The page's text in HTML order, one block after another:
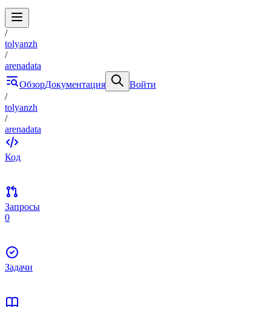
/
tolyanzh
/
arenadata
ОбзорДокументация
Войти
/
tolyanzh
/
arenadata
Код
Запросы
0
Задачи